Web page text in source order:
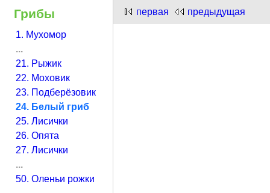
Грибы
1. Мухомор
...
21. Рыжик
22. Моховик
23. Подберёзовик
24. Белый гриб
25. Лисички
26. Опята
27. Лисички
...
50. Оленьи рожки
первая предыдущая